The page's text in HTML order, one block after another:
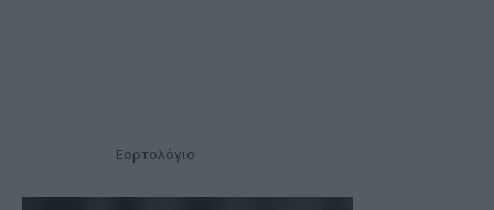
Εορτολόγιο